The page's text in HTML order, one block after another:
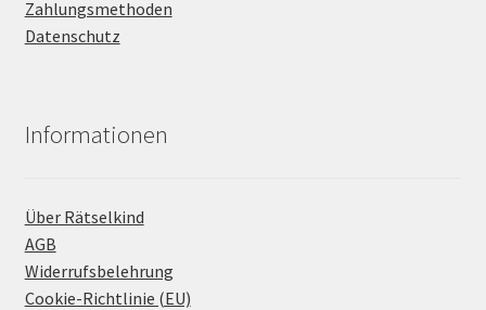
Zahlungsmethoden
Datenschutz
Informationen
Über Rätselkind
AGB
Widerrufsbelehrung
Cookie-Richtlinie (EU)